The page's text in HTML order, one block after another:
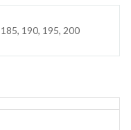
190, 195, 200